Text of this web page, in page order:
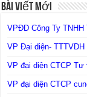
Bài Viết Mới
VPĐD Công Ty
VP Đại diện-
VP đại diện CTCP
VP đại diện CTCP